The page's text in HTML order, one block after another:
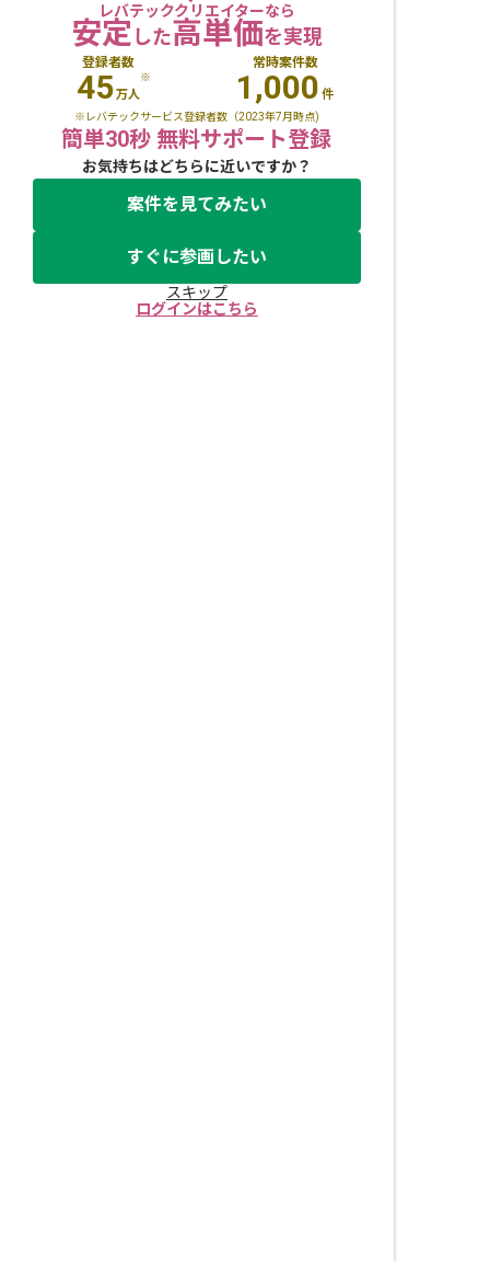
レバテッククリエイターなら
安定した高単価を実現
登録者数
45万人
※
常時案件数
1,000 件
※レバテックサービス登録者数（2023年7月時点)
簡単30秒 無料サポート登録
お気持ちはどちらに近いですか？
案件を見てみたい
すぐに参画したい
スキップ
ログインはこちら